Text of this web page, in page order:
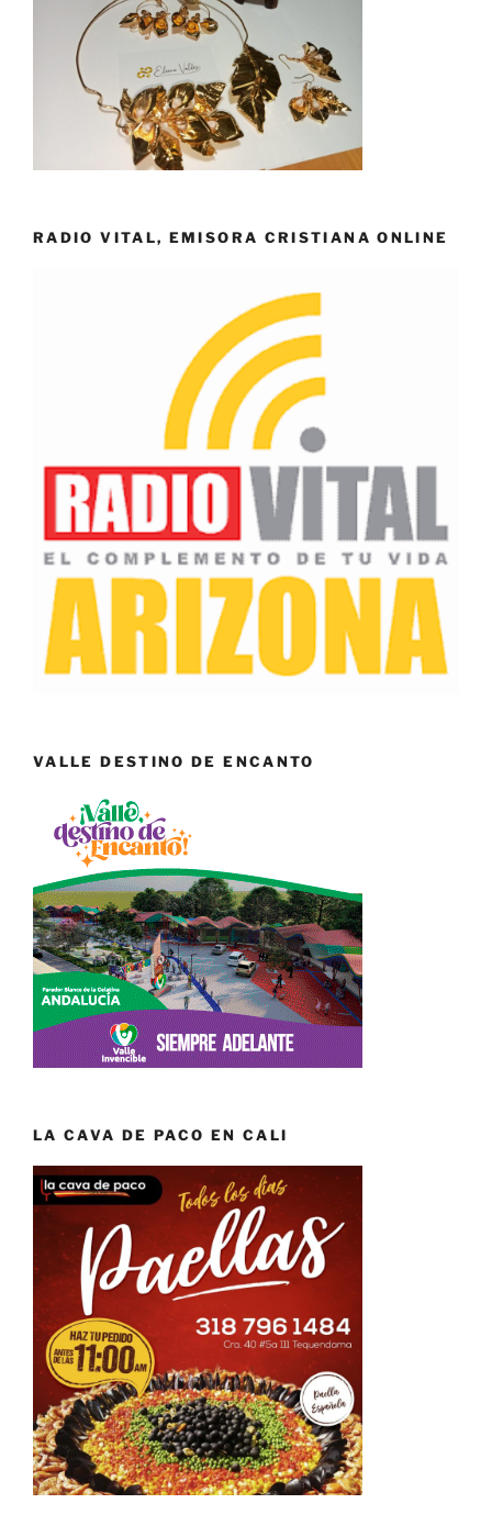
RADIO VITAL, EMISORA CRISTIANA ONLINE
VALLE DESTINO DE ENCANTO
LA CAVA DE PACO EN CALI